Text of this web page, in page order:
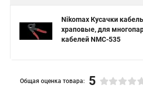
Nikomax Кусачки
храповые, для
кабелей NMC-535
Общая оценка товара: 5